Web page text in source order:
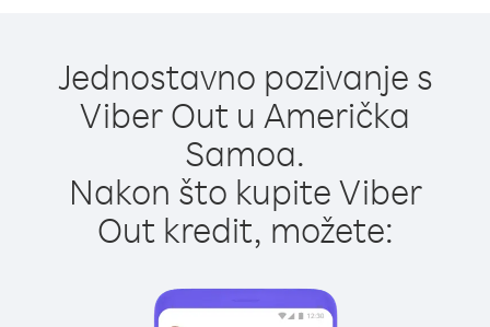
Jednostavno pozivanje s
Viber Out u Američka
Samoa.
Nakon što kupite Viber
Out kredit, možete: